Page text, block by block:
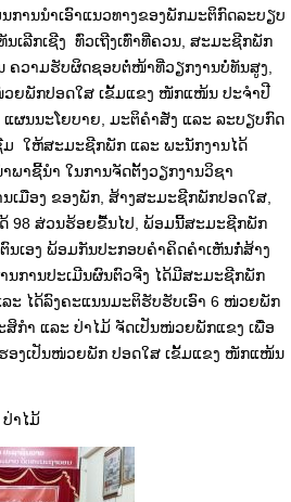
ການນຳເອົາແນວທາງຂອງພັກມະຕິກົດລະບຽບ
ນເລີກເຊີງ ທົ່ວເຖີງເທົ່າທີ່ຄວນ, ສະມະຊີກພັກ
ຄວາມຮັບຜິດຊອບຕໍ່ໜ້າທີ່ວຽກງານບໍ່ທັນສູງ,
ຍພັກປອດໃສ ເຂັ້ມແຂງ ໜັກແໜ້ນ ປະຈຳປີ
ແຜນນະໂຍບາຍ, ມະຕິຄຳສັ່ງ ແລະ ລະບຽບກົດ
ໃຫ້ສະມະຊີກພັກ ແລະ ພະນັກງານໄດ້
ຳພາຊີ້ນຳ ໃນການຈັດຕັ້ງວຽກງານວິຊາ
ເມືອງ ຂອງພັກ, ສ້າງສະມະຊີກພັກປອດໃສ,
98 ສ່ວນຮ້ອຍຂື້ນໄປ, ພ້ອມນີ້ສະມະຊີກພັກ
ເອງ ພ້ອມກັນປະກອບຄຳຄິດຄຳເຫັນກໍ່ສ້າງ
ນການປະເມີນຜົນຕົວຈີງ ໄດ້ມີສະມະຊີກພັກ
ະ ໄດ້ລົງຄະແນນມະຕິຮັບຮັບເອົາ 6 ໜ່ວຍພັກ
ກຳ ແລະ ປ່າໄມ້ ຈັດເປັນໜ່ວຍພັກແຂງ ເພື່ອ
ອງເປັນໜ່ວຍພັກ ປອດໃສ ເຂັ້ມແຂງ ໜັກແໜ້ນ
າໄມ້